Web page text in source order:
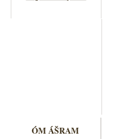
ÓM ÁŠRAM